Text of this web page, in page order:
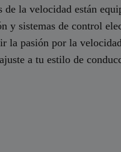
la velocidad están
y sistemas de control
la pasión por la
a tu estilo de